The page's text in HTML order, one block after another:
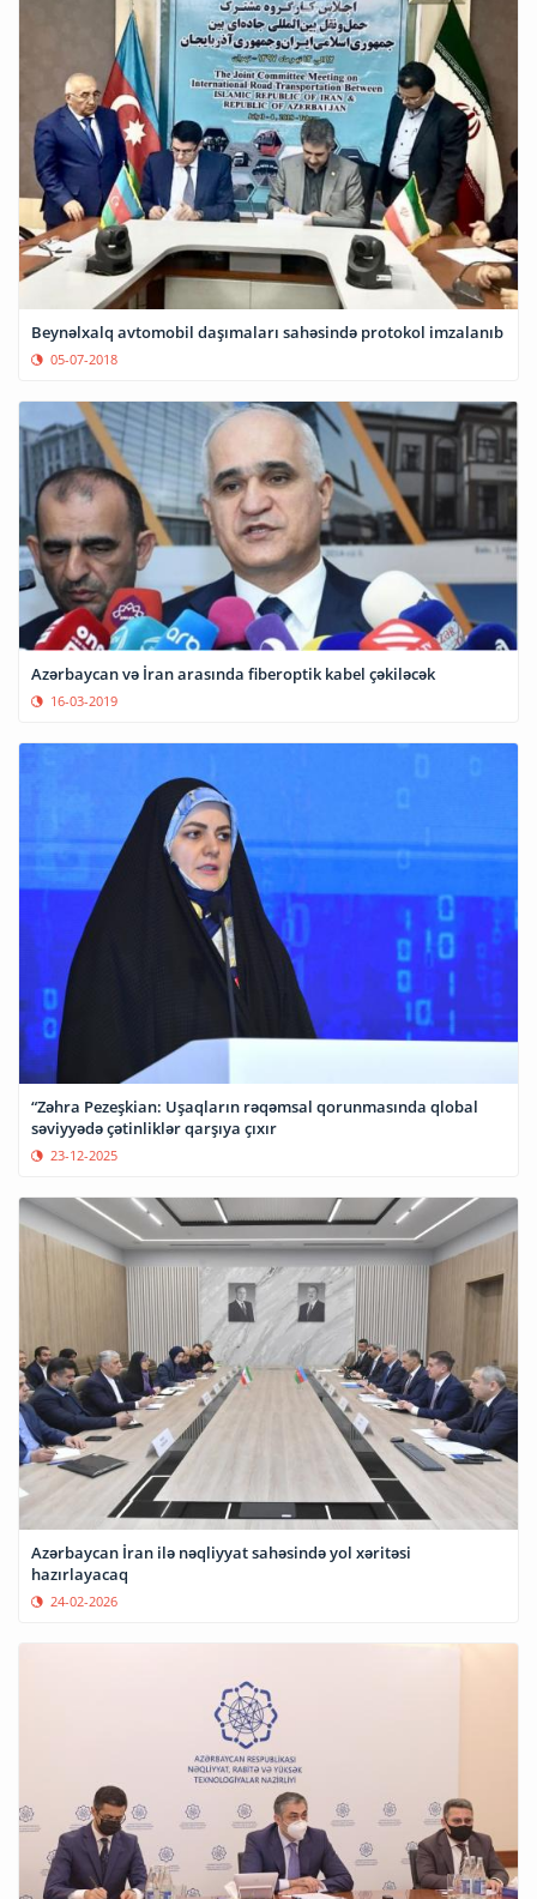
Beynəlxalq avtomobil daşımaları sahəsində protokol imzalanıb
05-07-2018
Azərbaycan və İran arasında fiberoptik kabel çəkiləcək
16-03-2019
“Zəhra Pezeşkian: Uşaqların rəqəmsal qorunmasında qlobal
səviyyədə çətinliklər qarşıya çıxır
23-12-2025
Azərbaycan İran ilə nəqliyyat sahəsində yol xəritəsi
hazırlayacaq
24-02-2026